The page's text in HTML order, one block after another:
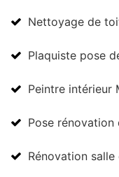
Nettoyage de
Plaquiste pose
Peintre intérieur
Pose rénovation
Rénovation